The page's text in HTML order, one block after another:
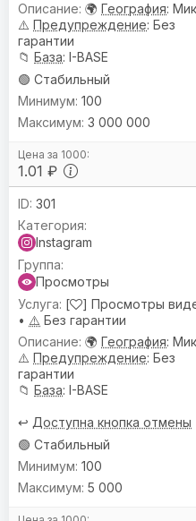
🌍 География:
⚠️ Предупреждениe: Без
гарантии
📁 База: I-BASE
🟢 Стабильный
1.01 ₽
100
3 000 000
301
Instagram
Просмотры
[
] Просмотры
• ⚠️ Без гарантии
🌍 География:
⚠️ Предупреждениe: Без
гарантии
📁 База: I-BASE
↩️ Доступна кнопка отмены
🟢 Стабильный
100
5 000